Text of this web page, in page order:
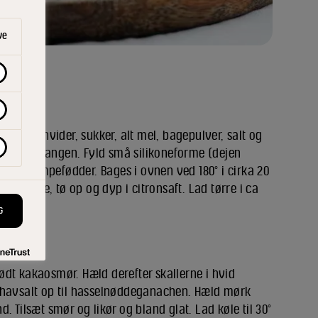
æggehvider, sukker, alt mel, bagepulver, salt og
lidt ad gangen. Fyld små silikoneforme (dejen
svampefødder. Bages i ovnen ved 180° i cirka 20
dåserne, tø op og dyp i citronsaft. Lad tørre i ca
kakaosmør. Hæld derefter skallerne i hvid
op til hasselnøddeganachen. Hæld mørk
Tilsæt smør og likør og bland glat. Lad køle til 30°